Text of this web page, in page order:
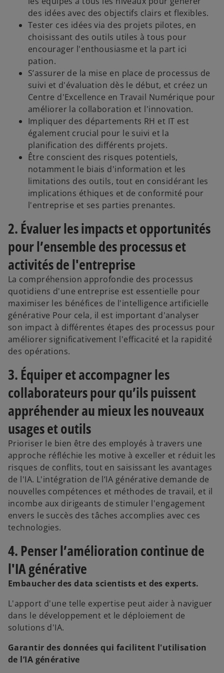
des idées avec des objectifs clairs et flexibles.
Tester ces idées via des projets pilotes, en
choisissant des outils utiles à tous pour
encourager l'enthousiasme et la part ici
pation.
S’assurer de la mise en place de processus de
suivi et d'évaluation dès le début, et créez un
Centre d'Excellence en Travail Numérique pour
améliorer la collaboration et l'innovation.
Impliquer des départements RH et IT est
également crucial pour le suivi et la
planification des différents projets.
Être conscient des risques potentiels,
notamment le biais d'information et les
limitations des outils, tout en considérant les
implications éthiques et de conformité pour
l'entreprise et ses parties prenantes.
2. Évaluer les impacts et opportunités
pour l’ensemble des processus et
activités de l'entreprise
La compréhension approfondie des processus
quotidiens d'une entreprise est essentielle pour
maximiser les bénéfices de l'intelligence artificielle
générative Pour cela, il est important d'analyser
son impact à différentes étapes des processus pour
améliorer significativement l'efficacité et la rapidité
des opérations.
3. Équiper et accompagner les
collaborateurs pour qu’ils puissent
appréhender au mieux les nouveaux
usages et outils
Prioriser le bien être des employés à travers une
approche réfléchie les motive à exceller et réduit les
risques de conflits, tout en saisissant les avantages
de l'IA. L'intégration de l’IA générative demande de
nouvelles compétences et méthodes de travail, et il
incombe aux dirigeants de stimuler l'engagement
envers le succès des tâches accomplies avec ces
technologies.
4. Penser l’amélioration continue de
l'IA générative
Embaucher des data scientists et des experts.
L'apport d'une telle expertise peut aider à naviguer
dans le développement et le déploiement de
solutions d'IA.
Garantir des données qui facilitent l'utilisation
de l’IA générative